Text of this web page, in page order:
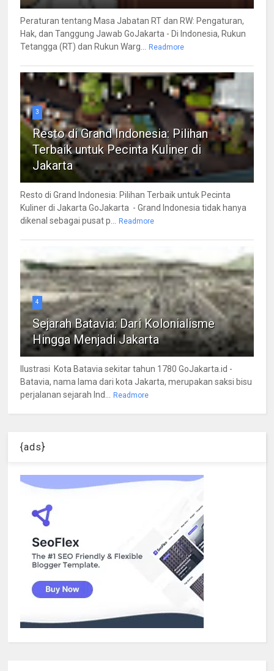
Peraturan tentang Masa Jabatan RT dan RW: Pengaturan,
Hak, dan Tanggung Jawab GoJakarta - Di Indonesia, Rukun
Tetangga (RT) dan Rukun Warg... Readmore
3
Resto di Grand Indonesia: Pilihan
Terbaik untuk Pecinta Kuliner di
Jakarta
Resto di Grand Indonesia: Pilihan Terbaik untuk Pecinta
Kuliner di Jakarta GoJakarta - Grand Indonesia tidak hanya
dikenal sebagai pusat p... Readmore
4
Sejarah Batavia: Dari Kolonialisme
Hingga Menjadi Jakarta
Ilustrasi Kota Batavia sekitar tahun 1780 GoJakarta.id -
Batavia, nama lama dari kota Jakarta, merupakan saksi bisu
perjalanan sejarah Ind... Readmore
{ads}